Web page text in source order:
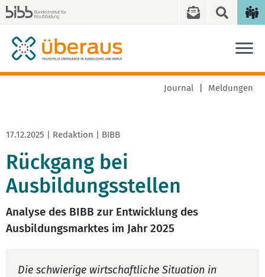
Journal Meldungen
17.12.2025 | Redaktion | BIBB
Rückgang bei
Ausbildungsstellen
Analyse des BIBB zur Entwicklung des
Ausbildungsmarktes im Jahr 2025
Die schwierige wirtschaftliche Situation in